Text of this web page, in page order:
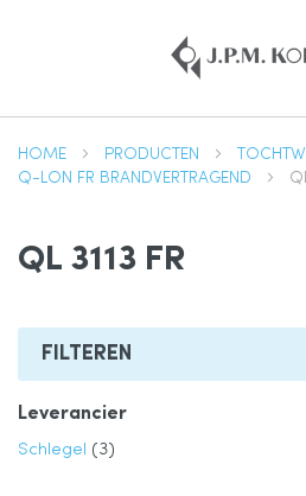
HOME PRODUCTEN
Q-LON FR BRANDVERTRAGEND
QL 3113 FR
FILTEREN
Leverancier
Schlegel 3
product